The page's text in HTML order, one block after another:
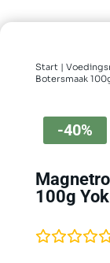
Start|
Botersmaak
-40%
100g